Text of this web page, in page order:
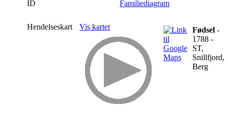
ID
Familiediagram
Hendelseskart Vis kartet Fødsel -
1788 -
ST,
Snillfjord,
Berg